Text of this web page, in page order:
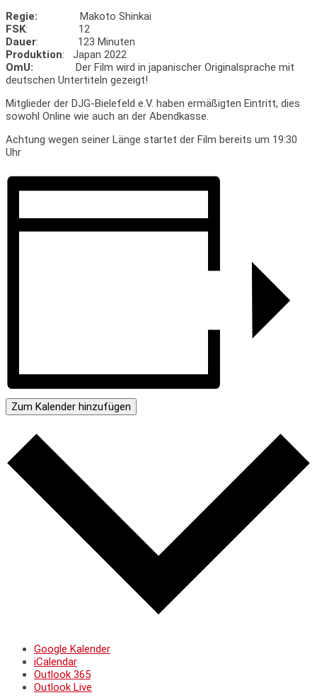
Regie: Makoto Shinkai
FSK: 12
Dauer: 123 Minuten
Produktion: Japan 2022
OmU:
Der Film wird in japanischer Originalsprache mit
deutschen Untertiteln gezeigt!
Mitglieder der DJG-Bielefeld e.V. haben ermäßigten Eintritt, dies
sowohl Online wie auch an der Abendkasse.
Achtung wegen seiner Länge startet der Film bereits um 19:30
Uhr
Zum Kalender hinzufügen
Google Kalender
iCalendar
Outlook 365
Outlook Live